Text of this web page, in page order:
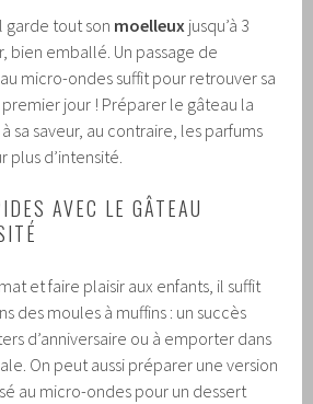
garde tout son moelleux jusqu’à 3
bien emballé. Un passage de
micro-ondes suffit pour retrouver sa
jour ! Préparer le gâteau la
sa saveur, au contraire, les parfums
d’intensité.
AVEC LE GÂTEAU
et faire plaisir aux enfants, il suffit
des moules à muffins : un succès
d’anniversaire ou à emporter dans
On peut aussi préparer une version
au micro-ondes pour un dessert